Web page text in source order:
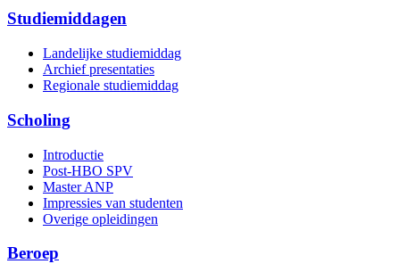
Studiemiddagen
Landelijke studiemiddag
Archief presentaties
Regionale studiemiddag
Scholing
Introductie
Post-HBO SPV
Master ANP
Impressies van studenten
Overige opleidingen
Beroep